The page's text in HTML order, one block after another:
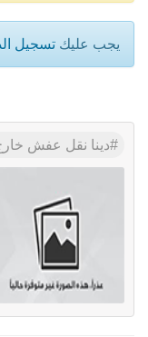
يجب عليك تسجيل
دينا نقل عفش خارج